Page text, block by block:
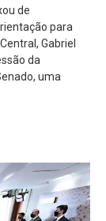
de
para
Gabriel
da
uma